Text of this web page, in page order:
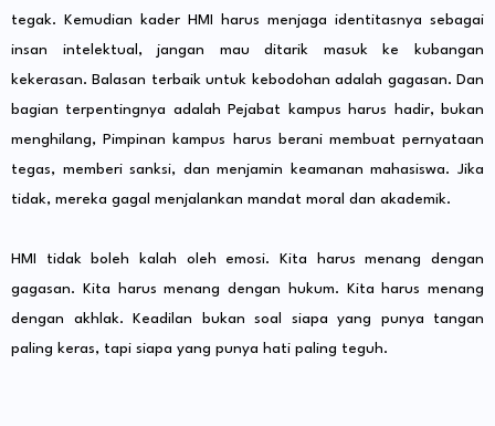
tegak. Kemudian kader HMI harus menjaga identitasnya sebagai
insan intelektual, jangan mau ditarik masuk ke kubangan
kekerasan. Balasan terbaik untuk kebodohan adalah gagasan. Dan
bagian terpentingnya adalah Pejabat kampus harus hadir, bukan
menghilang, Pimpinan kampus harus berani membuat pernyataan
tegas, memberi sanksi, dan menjamin keamanan mahasiswa. Jika
tidak, mereka gagal menjalankan mandat moral dan akademik.
HMI tidak boleh kalah oleh emosi. Kita harus menang dengan
gagasan. Kita harus menang dengan hukum. Kita harus menang
dengan akhlak. Keadilan bukan soal siapa yang punya tangan
paling keras, tapi siapa yang punya hati paling teguh.